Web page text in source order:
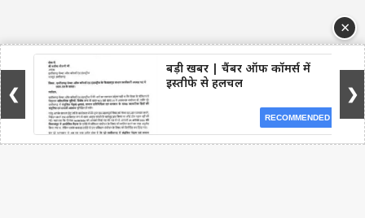
Facebook WhatsApp Telegram
×
❮
बड़ी खबर | चैंबर ऑफ कॉमर्स में
इस्तीफे से हलचल
RECOMMENDED
❯